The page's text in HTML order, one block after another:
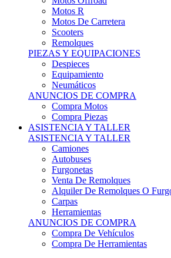
Motos R
Motos De Carretera
Scooters
Remolques
PIEZAS Y EQUIPACIONES
Despieces
Equipamiento
Neumáticos
ANUNCIOS DE COMPRA
Compra Motos
Compra Piezas
ASISTENCIA Y TALLER
ASISTENCIA Y TALLER
Camiones
Autobuses
Furgonetas
Venta De Remolques
Alquiler De Remolques O
Carpas
Herramientas
ANUNCIOS DE COMPRA
Compra De Vehículos
Compra De Herramientas